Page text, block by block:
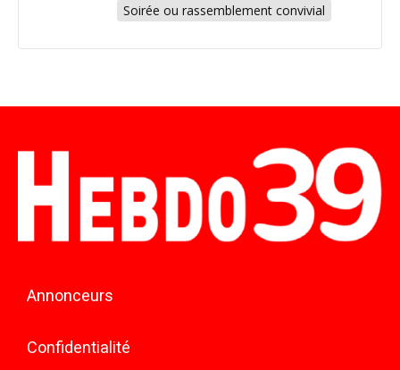
Soirée ou rassemblement convivial